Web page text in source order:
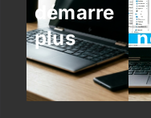
démarre
plus